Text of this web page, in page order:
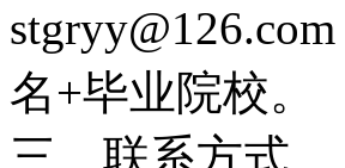
名+毕业院校。
三、联系方式